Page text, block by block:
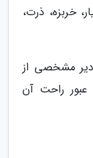
خربزه، ذرت،
مشخصی از
راحت آن